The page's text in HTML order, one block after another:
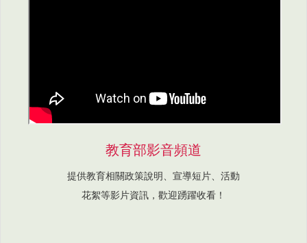
教育部影音頻道
提供教育相關政策說明、宣導短片、活動
花絮等影片資訊，歡迎踴躍收看！